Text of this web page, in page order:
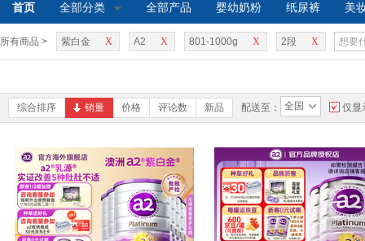
首页 全部分类 全部产品 婴幼奶粉 纸尿裤 美
所有商品 > X
紫白金 X
A2 X
801-1000g X
2段
综合排序 销量 价格 评论数 新品 配送至： 全国 仅显